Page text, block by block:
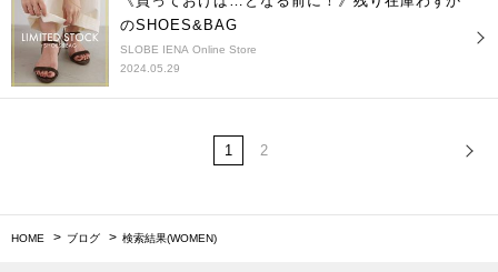
のSHOES&BAG
SLOBE IENA Online Store
2024.05.29
1 2
HOME ブログ 検索結果(WOMEN)